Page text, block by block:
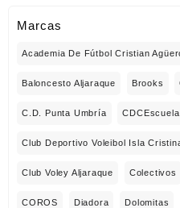
Marcas
Academia De Fútbol Cristian
Baloncesto Aljaraque Brooks
C.D. Punta Umbría CDCEscuela
Club Deportivo Voleibol Isla
Club Voley Aljaraque Colectivos
COROS Diadora Dolomitas